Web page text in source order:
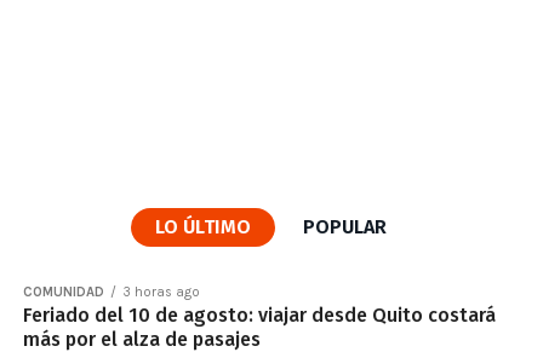
LO ÚLTIMO POPULAR
COMUNIDAD 3 horas ago
Feriado del 10 de agosto: viajar desde Quito costará
más por el alza de pasajes